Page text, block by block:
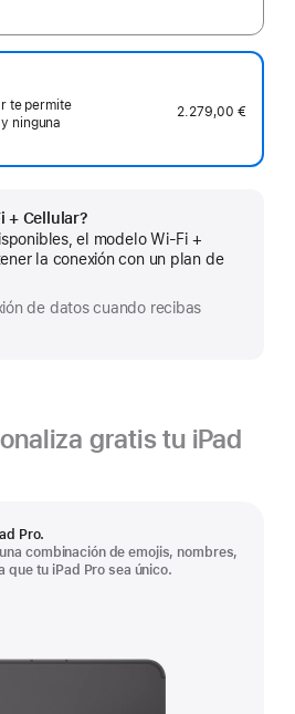
te permite
ninguna
2.279,00 €
+ Cellular?
el modelo Wi-Fi +
la conexión con un plan de
de datos cuando recibas
gratis tu iPad
Pro.
combinación de emojis, nombres,
que tu iPad Pro sea único.